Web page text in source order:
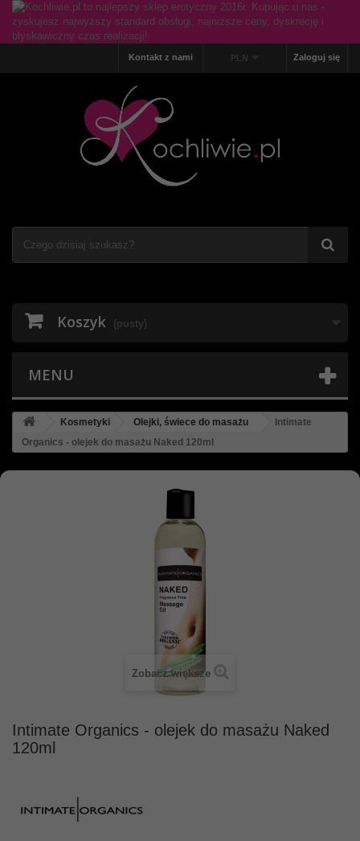
Zaloguj się
PLN
Kontakt z nami
Koszyk (pusty)
MENU
Kosmetyki Olejki, świece do masażu
Intimate
Organics - olejek do masażu Naked 120ml
Zobacz większe
Intimate Organics - olejek do masażu Naked
120ml